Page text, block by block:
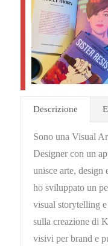
Descrizione
Sono una Visual
Designer con un
unisce arte,
ho sviluppato un
visual storytelling
sulla creazione di
visivi per brand e